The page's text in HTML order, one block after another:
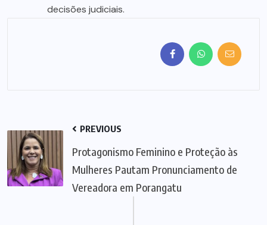
decisões judiciais.
PREVIOUS
Protagonismo Feminino e Proteção às
Mulheres Pautam Pronunciamento de
Vereadora em Porangatu